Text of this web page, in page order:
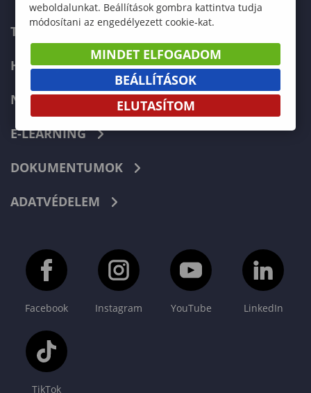
TELEFONKÖNYV
HIBABEJELENTÉS
NEPTUN
E-LEARNING
DOKUMENTUMOK
ADATVÉDELEM
Facebook Instagram YouTube LinkedIn
TikTok
weboldalunkat. Beállítások gombra kattintva tudja
módosítani az engedélyezett cookie-kat.
MINDET ELFOGADOM
BEÁLLÍTÁSOK
ELUTASÍTOM